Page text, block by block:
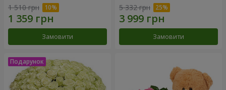
1 510 грн
Замовити
5 332 грн
Замовити